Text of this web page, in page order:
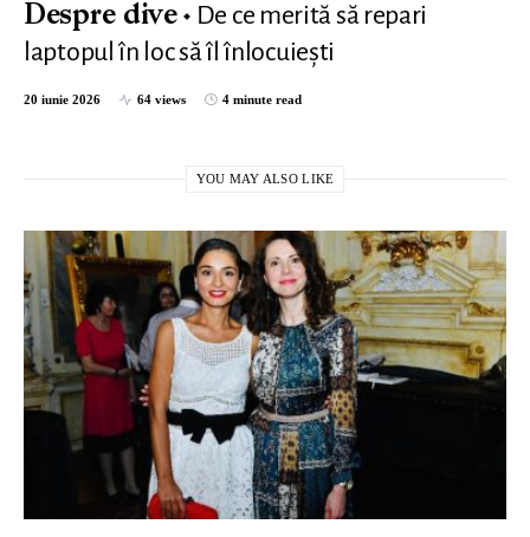
Despre dive
De ce merită să repari
laptopul în loc să îl înlocuiești
20 iunie 2026 64 views 4 minute read
YOU MAY ALSO LIKE